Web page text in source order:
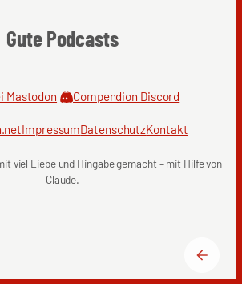
Gute Podcasts
Mastodon Compendion Discord
ImpressumDatenschutzKontakt
viel Liebe und Hingabe gemacht – mit Hilfe von
Claude.